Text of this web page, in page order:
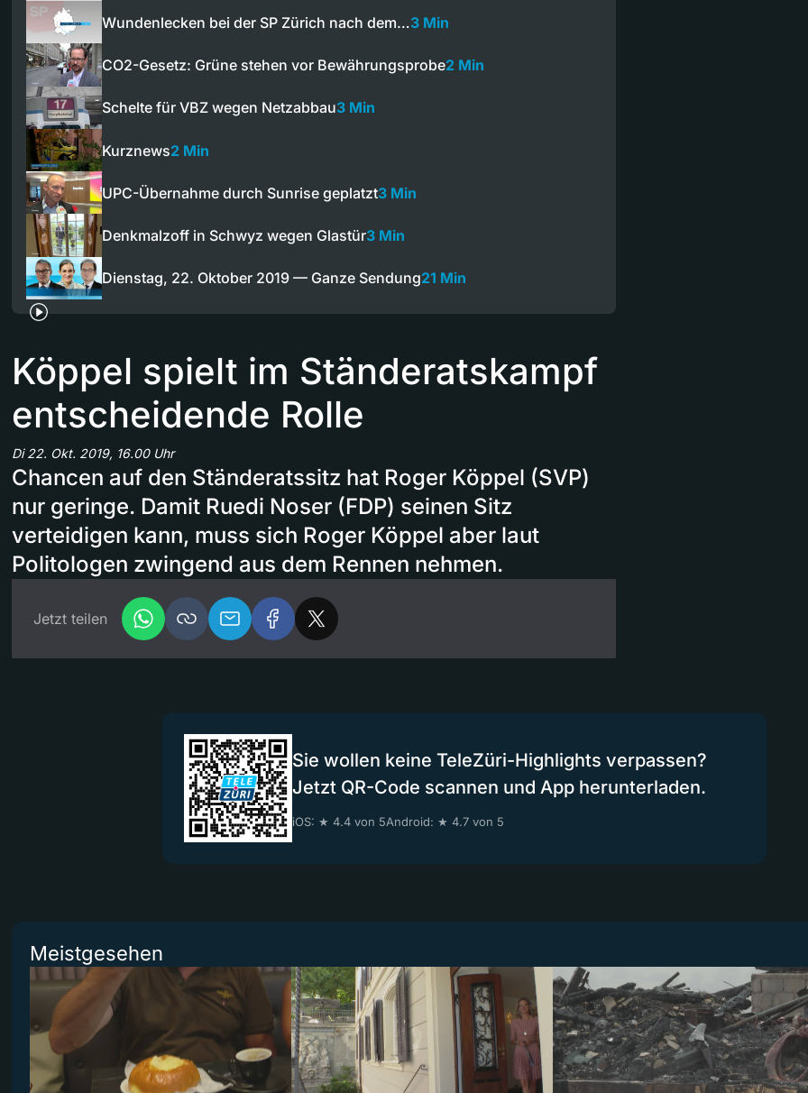
Wundenlecken bei der SP Zürich nach dem…3 Min
CO2-Gesetz: Grüne stehen vor Bewährungsprobe2 Min
Schelte für VBZ wegen Netzabbau3 Min
Kurznews2 Min
UPC-Übernahme durch Sunrise geplatzt3 Min
Denkmalzoff in Schwyz wegen Glastür3 Min
Dienstag, 22. Oktober 2019 — Ganze Sendung21 Min
Köppel spielt im Ständeratskampf
entscheidende Rolle
Di 22. Okt. 2019, 16.00 Uhr
Chancen auf den Ständeratssitz hat Roger Köppel (SVP)
nur geringe. Damit Ruedi Noser (FDP) seinen Sitz
verteidigen kann, muss sich Roger Köppel aber laut
Politologen zwingend aus dem Rennen nehmen.
Jetzt teilen
Sie wollen keine TeleZüri-Highlights verpassen?
Jetzt QR-Code scannen und App herunterladen.
iOS: ★ 4.4 von 5Android: ★ 4.7 von 5
Meistgesehen